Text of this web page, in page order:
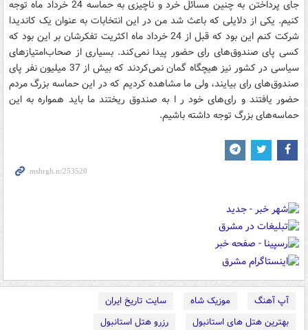
جای پرداختن به چنین مسائل خرد و ناچیزی به حماسه 24 خرداد ماه توجه
کنیم. یکی از دلایلی که باعث شد من در این انتخابات به عنوان یک کاندیدا
شرکت کنم این بود که قبل از 24 خرداد ماه اکثریت تفکرشان بر این بود که
کسی پای صندوق‌های رای حضور پیدا نمی‌کند. بسیاری از صحاب‌امتیازهای
سیاسی در کشور نیز هیچگاه گمان نمی‌کردند که بیش از 37 میلیون نفر پای
صندوق‌های رای بیایند، ولی ما مشاهده کردیم که در این حماسه بزرگ مردم
حضور یافتند و رای‌های خود ر ا به صندوق‌ ریختند ما باید همواره به این
حماسه‌های بزرگ توجه داشته باشیم.
آپ آهنگ موزیک شاه
سایت تاریخ ایران
بهترین هتل های استانبول
رزرو هتل استانبول